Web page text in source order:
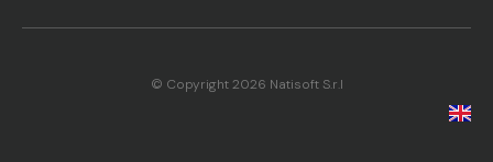
© Copyright 2026 Natisoft S.r.l